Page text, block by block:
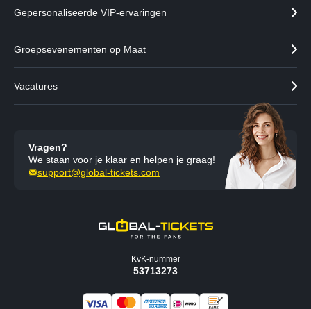
Gepersonaliseerde VIP-ervaringen
Groepsevenementen op Maat
Vacatures
Vragen?
We staan voor je klaar en helpen je graag!
support@global-tickets.com
KvK-nummer
53713273